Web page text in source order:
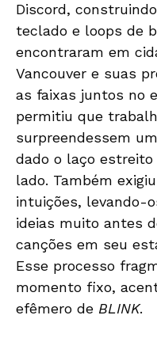
Discord,
teclado e loops de
encontraram em
Vancouver e suas
as faixas juntos no
permitiu que
surpreendessem
dado o laço
lado. Também
intuições, levando-
ideias muito antes
canções em seu
Esse processo
momento fixo,
efêmero de BLINK.